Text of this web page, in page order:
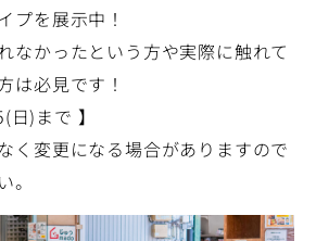
プを展示中！
なかったという方や実際に触れて
は必見です！
日)まで 】
く変更になる場合がありますので
。